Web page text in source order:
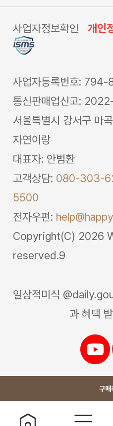
사업자정보확인 개인
사업자등록번호:
통신판매업신고:
서울특별시 강서구 마
자연이랑
대표자: 안범환
고객상담: 080-303-
5500
전자우편:
Copyright(C) 2026
reserved.9
일상적미식
과 혜택